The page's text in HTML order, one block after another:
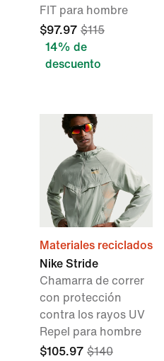
FIT para hombre
$97.97 $115
14% de
descuento
Materiales reciclados
Nike Stride
Chamarra de correr
con protección
contra los rayos UV
Repel para hombre
$105.97 $140